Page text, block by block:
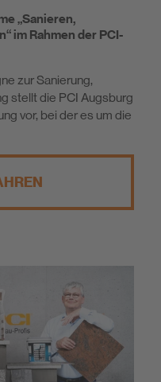
„Sanieren,
im Rahmen der PCI-
zur Sanierung,
stellt die PCI Augsburg
vor, bei der es um die